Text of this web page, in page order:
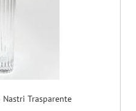
Trasparente